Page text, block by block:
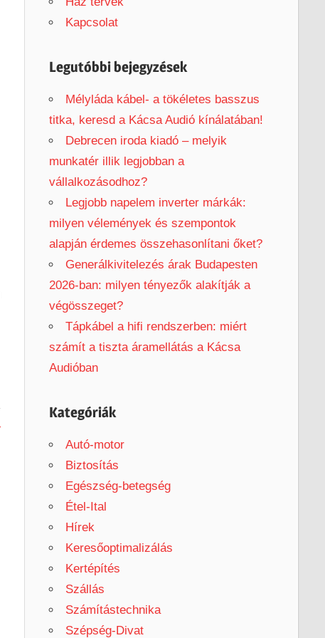
f
o
:
Kapcsolat
Legutóbbi bejegyzések
Mélyláda kábel- a tökéletes basszus
titka, keresd a Kácsa Audió kínálatában!
Debrecen iroda kiadó – melyik
munkatér illik legjobban a
vállalkozásodhoz?
Legjobb napelem inverter márkák:
milyen vélemények és szempontok
alapján érdemes összehasonlítani őket?
Generálkivitelezés árak Budapesten
2026-ban: milyen tényezők alakítják a
végösszeget?
Tápkábel a hifi rendszerben: miért
számít a tiszta áramellátás a Kácsa
Audióban
Kategóriák
Autó-motor
Biztosítás
Egészség-betegség
Étel-Ital
Hírek
Keresőoptimalizálás
Kertépítés
Szállás
Számítástechnika
Szépség-Divat